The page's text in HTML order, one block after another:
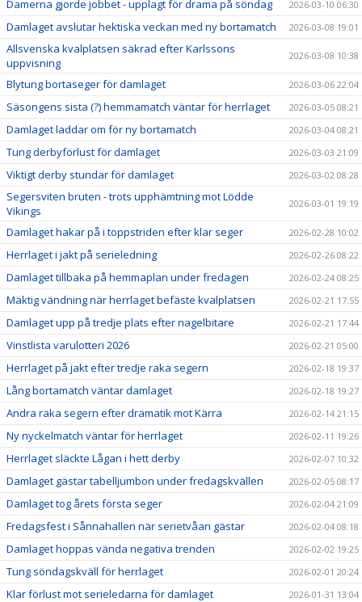
Damerna gjorde jobbet - upplagt för drama på söndag 2026-03-10 06:30
Damlaget avslutar hektiska veckan med ny bortamatch 2026-03-08 19:01
Allsvenska kvalplatsen säkrad efter Karlssons
uppvisning
2026-03-08 10:38
Blytung bortaseger för damlaget 2026-03-06 22:04
Säsongens sista (?) hemmamatch väntar för herrlaget 2026-03-05 08:21
Damlaget laddar om för ny bortamatch 2026-03-04 08:21
Tung derbyförlust för damlaget 2026-03-03 21:09
Viktigt derby stundar för damlaget 2026-03-02 08:28
Segersviten bruten - trots upphämtning mot Lödde
Vikings
2026-03-01 19:19
Damlaget hakar på i toppstriden efter klar seger 2026-02-28 10:02
Herrlaget i jakt på serieledning 2026-02-26 08:22
Damlaget tillbaka på hemmaplan under fredagen 2026-02-24 08:25
Mäktig vändning när herrlaget befäste kvalplatsen 2026-02-21 17:55
Damlaget upp på tredje plats efter nagelbitare 2026-02-21 17:44
Vinstlista varulotteri 2026 2026-02-21 05:00
Herrlaget på jakt efter tredje raka segern 2026-02-18 19:37
Lång bortamatch väntar damlaget 2026-02-18 19:27
Andra raka segern efter dramatik mot Kärra 2026-02-14 21:15
Ny nyckelmatch väntar för herrlaget 2026-02-11 19:26
Herrlaget släckte Lågan i hett derby 2026-02-07 10:32
Damlaget gästar tabelljumbon under fredagskvällen 2026-02-05 08:17
Damlaget tog årets första seger 2026-02-04 21:09
Fredagsfest i Sånnahallen när serietvåan gästar 2026-02-04 08:18
Damlaget hoppas vända negativa trenden 2026-02-02 19:25
Tung söndagskväll för herrlaget 2026-02-01 20:24
Klar förlust mot serieledarna för damlaget 2026-01-31 13:04